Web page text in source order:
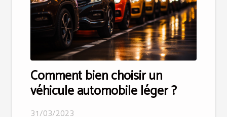
Comment bien choisir un
véhicule automobile léger ?
31/03/2023